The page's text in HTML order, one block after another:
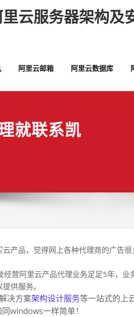
云服务器架构及
阿里云邮箱 阿里云数据库
就联系凯
产品，觉得网上各种代理商的广告
营阿里云产品代理业务足足5年，业
供服务。
决方案架构设计服务等一站式的上
windows一样简单！